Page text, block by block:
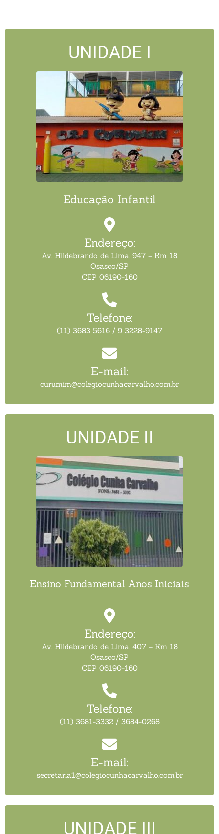
UNIDADE I
Educação Infantil
Endereço:
Av. Hildebrando de Lima, 947 – Km 18
Osasco/SP
CEP 06190-160
Telefone:
(11) 3683 5616 / 9 3228-9147
E-mail:
curumim@colegiocunhacarvalho.com.br
UNIDADE II
Ensino Fundamental Anos Iniciais
Endereço:
Av. Hildebrando de Lima, 407 – Km 18
Osasco/SP
CEP 06190-160
Telefone:
(11) 3681-3332 / 3684-0268
E-mail:
secretaria1@colegiocunhacarvalho.com.br
UNIDADE III